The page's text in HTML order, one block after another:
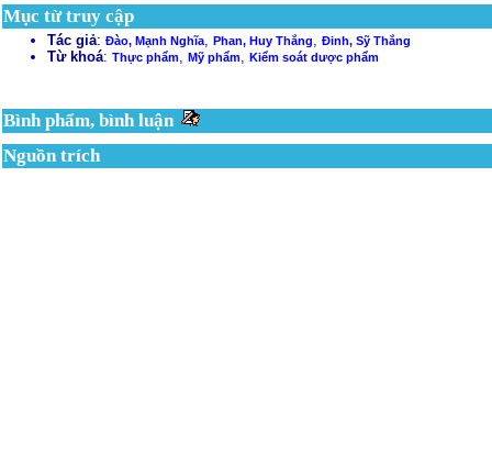
Mục từ truy cập
Tác giả: Đào, Mạnh Nghĩa, Phan, Huy Thắng, Đinh, Sỹ Thắng
Từ khoá: Thực phẩm, Mỹ phẩm, Kiểm soát dược phẩm
Bình phẩm, bình luận
Nguồn trích